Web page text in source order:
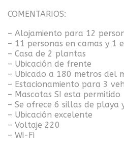
COMENTARIOS:
– Alojamiento para 12
– 11 personas en camas y 1
– Casa de 2 plantas
– Ubicación de frente
– Ubicado a 180 metros del
– Estacionamiento para 3
– Mascotas SI esta permitido
– Se ofrece 6 sillas de playa
– Ubicación excelente
– Voltaje 220
– Wi-Fi